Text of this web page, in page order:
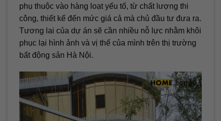
phụ thuộc vào hàng loạt yếu tố, từ chất lượng thi
công, thiết kế đến mức giá cả mà chủ đầu tư đưa ra.
Tương lai của dự án sẽ cần nhiều nỗ lực nhằm khôi
phục lại hình ảnh và vị thế của mình trên thị trường
bất động sản Hà Nội.